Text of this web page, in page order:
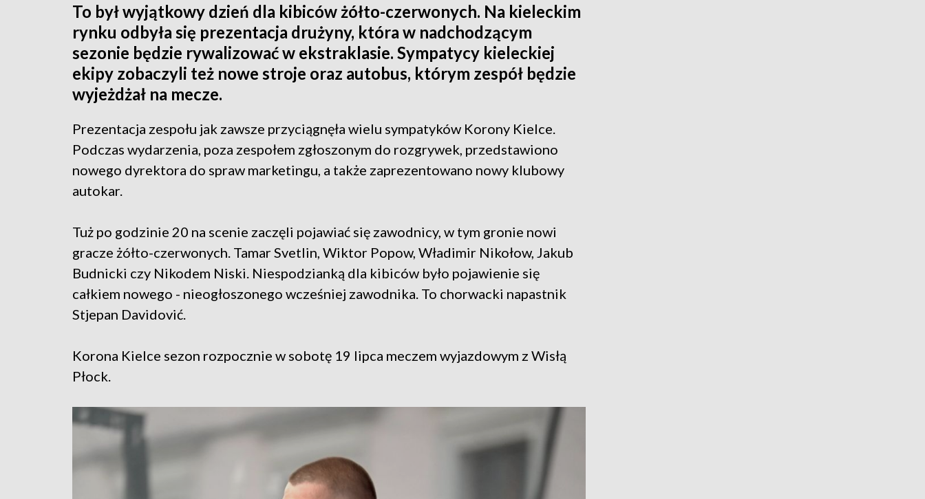
To był wyjątkowy dzień dla kibiców żółto-czerwonych. Na kieleckim
rynku odbyła się prezentacja drużyny, która w nadchodzącym
sezonie będzie rywalizować w ekstraklasie. Sympatycy kieleckiej
ekipy zobaczyli też nowe stroje oraz autobus, którym zespół będzie
wyjeżdżał na mecze.
Prezentacja zespołu jak zawsze przyciągnęła wielu sympatyków Korony Kielce.
Podczas wydarzenia, poza zespołem zgłoszonym do rozgrywek, przedstawiono
nowego dyrektora do spraw marketingu, a także zaprezentowano nowy klubowy
autokar.
Tuż po godzinie 20 na scenie zaczęli pojawiać się zawodnicy, w tym gronie nowi
gracze żółto-czerwonych. Tamar Svetlin, Wiktor Popow, Władimir Nikołow, Jakub
Budnicki czy Nikodem Niski. Niespodzianką dla kibiców było pojawienie się
całkiem nowego - nieogłoszonego wcześniej zawodnika. To chorwacki napastnik
Stjepan Davidović.
Korona Kielce sezon rozpocznie w sobotę 19 lipca meczem wyjazdowym z Wisłą
Płock.